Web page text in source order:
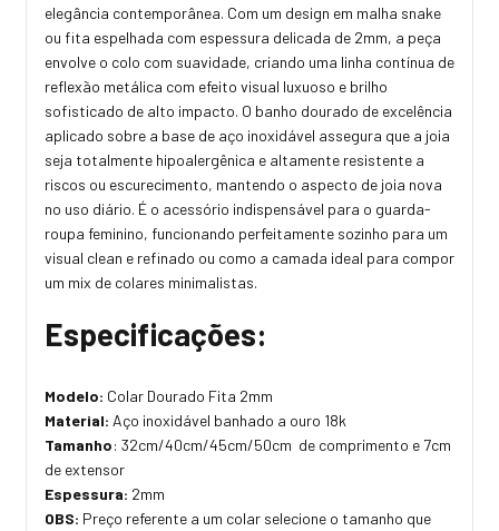
elegância contemporânea. Com um design em malha snake
ou fita espelhada com espessura delicada de 2mm, a peça
envolve o colo com suavidade, criando uma linha contínua de
reflexão metálica com efeito visual luxuoso e brilho
sofisticado de alto impacto. O banho dourado de excelência
aplicado sobre a base de aço inoxidável assegura que a joia
seja totalmente hipoalergênica e altamente resistente a
riscos ou escurecimento, mantendo o aspecto de joia nova
no uso diário. É o acessório indispensável para o guarda-
roupa feminino, funcionando perfeitamente sozinho para um
visual clean e refinado ou como a camada ideal para compor
um mix de colares minimalistas.
Especificações:
Modelo: Colar Dourado Fita 2mm
Material: Aço inoxidável banhado a ouro 18k
Tamanho: 32cm/40cm/45cm/50cm de comprimento e 7cm
de extensor
Espessura: 2mm
OBS: Preço referente a um colar selecione o tamanho que